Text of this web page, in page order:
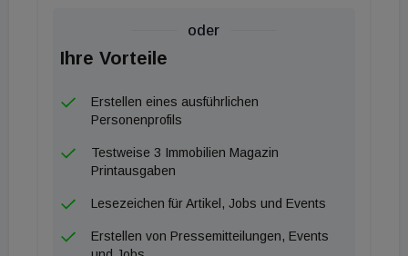
oder
Ihre Vorteile
Erstellen eines ausführlichen
Personenprofils
Testweise 3 Immobilien Magazin
Printausgaben
Lesezeichen für Artikel, Jobs und Events
Erstellen von Pressemitteilungen, Events